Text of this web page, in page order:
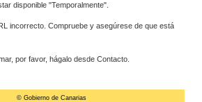
disponible "Temporalmente".
incorrecto. Compruebe y asegúrese de que está
por favor, hágalo desde Contacto.
© Gobierno de Canarias